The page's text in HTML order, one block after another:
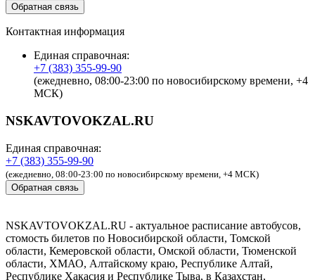
Обратная связь
Контактная информация
Единая справочная:
+7 (383) 355-99-90
(ежедневно, 08:00-23:00 по новосибирскому времени, +4
МСК)
NSKAVTOVOKZAL.RU
Единая справочная:
+7 (383) 355-99-90
(ежедневно, 08:00-23:00 по новосибирскому времени, +4 МСК)
Обратная связь
NSKAVTOVOKZAL.RU - актуальное расписание автобусов,
стомость билетов по Новосибирской области, Томской
области, Кемеровской области, Омской области, Тюменской
области, ХМАО, Алтайскому краю, Республике Алтай,
Республике Хакасия и Республике Тыва, в Казахстан,